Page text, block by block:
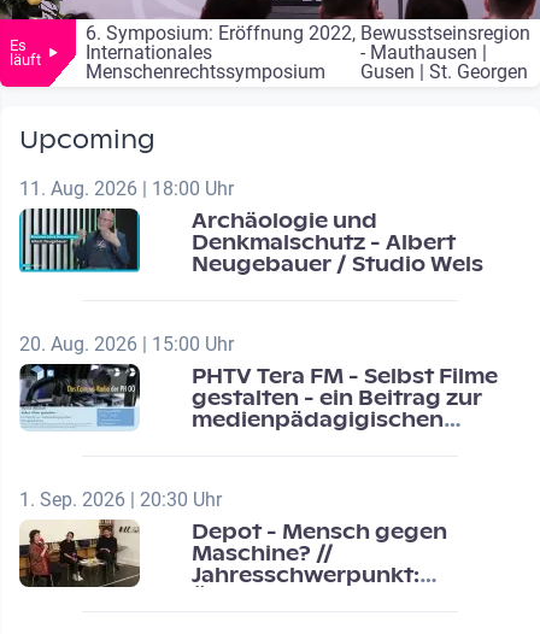
Es
läuft
6. Symposium: Eröffnung 2022,
Internationales
Menschenrechtssymposium
Bewusstseinsregion
- Mauthausen |
Gusen | St. Georgen
Upcoming
11. Aug. 2026 | 18:00 Uhr
Archäologie und
Denkmalschutz - Albert
Neugebauer / Studio Wels
20. Aug. 2026 | 15:00 Uhr
PHTV Tera FM - Selbst Filme
gestalten - ein Beitrag zur
medienpädagigischen
1. Sep. 2026 | 20:30 Uhr
Depot - Mensch gegen
Maschine? //
Jahresschwerpunkt: